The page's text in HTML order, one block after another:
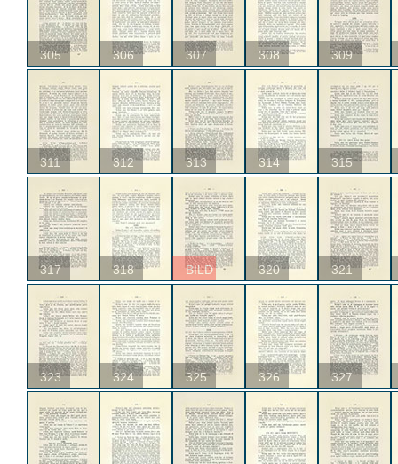
305 306 307 308 309
311 312 313 314 315
317 318 BILD 320 321
323 324 325 326 327